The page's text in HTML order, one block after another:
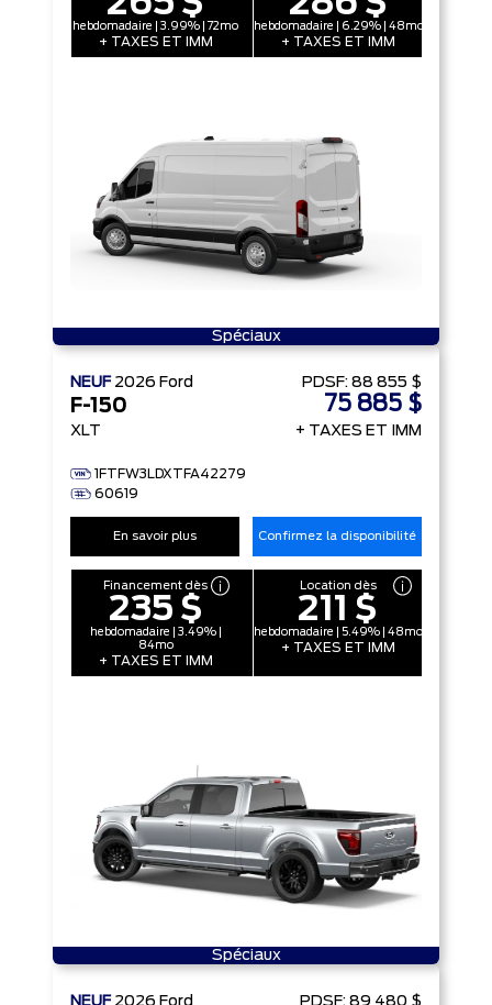
hebdomadaire | 3.99% | 72mo
+ TAXES ET IMM
hebdomadaire | 6.29% | 48mo
+ TAXES ET IMM
Spéciaux
NEUF 2026 Ford
F-150
XLT
1FTFW3LDXTFA42279
60619
PDSF: 88 855 $
75 885 $
+ TAXES ET IMM
En savoir plus Confirmez la disponibilité
Financement dès
235 $
hebdomadaire | 3.49% |
84mo
+ TAXES ET IMM
Location dès
211 $
hebdomadaire | 5.49% | 48mo
+ TAXES ET IMM
Spéciaux
NEUF 2026 Ford PDSF: 89 480 $